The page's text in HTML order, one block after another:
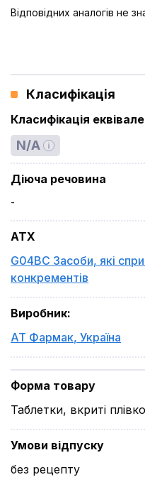
Відповідних аналогів не
Класифікація
Класифікація
N/A
Діюча речовина
-
ATX
G04BC Засоби, які
конкрементів
Виробник:
АТ Фармак, Україна
Форма товару
Таблетки, вкриті
Умови відпуску
без рецепту